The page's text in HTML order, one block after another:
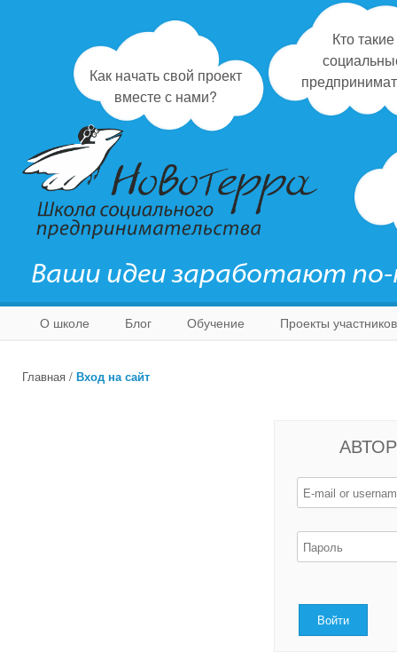
Как начать свой проект
вместе с нами?
Кто такие
Ваши идеи заработают
О школе Блог Обучение Проекты участников
Главная / Вход на сайт